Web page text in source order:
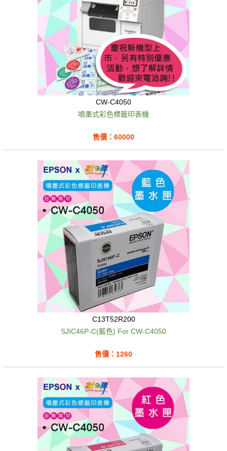
CW-C4050
噴墨式彩色標籤印表機
售價：60000
C13T52R200
SJIC46P-C(藍色) For CW-C4050
售價：1260